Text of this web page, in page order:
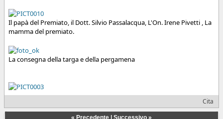
Il papà del Premiato, il Dott. Silvio Passalacqua, L'On. Irene Pivetti , La
mamma del premiato.
La consegna della targa e della pergamena
Cita
« Precedente Successivo »